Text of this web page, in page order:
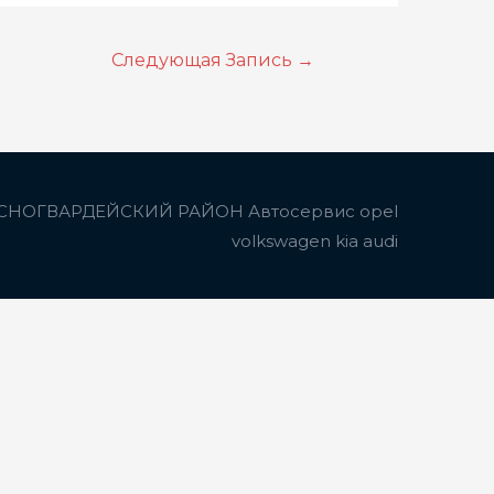
Следующая Запись →
РАЙОН Автосервис opel
volkswagen kia audi